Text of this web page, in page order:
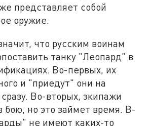
представляет собой
оружие.
что русским воинам
танку "Леопард" в
Во-первых, их
и "приедут" они на
Во-вторых, экипажи
бою, но это займет время. В-
не имеют каких-то